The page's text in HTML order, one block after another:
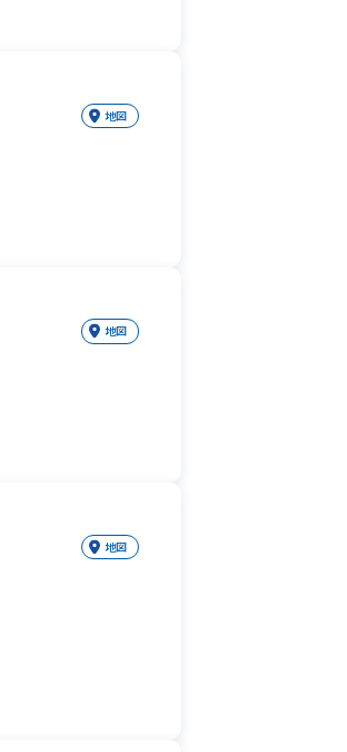
地図
地図
地図